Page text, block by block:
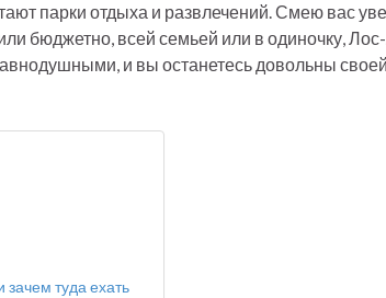
парки отдыха и развлечений. Смею вас
бюджетно, всей семьей или в одиночку,
и вы останетесь довольны своей
туда ехать